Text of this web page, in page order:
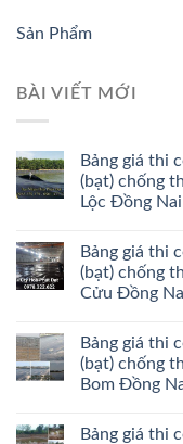
Sản Phẩm
BÀI VIẾT MỚI
Bảng giá thi
(bạt) chống
Lộc Đồng Nai
Bảng giá thi
(bạt) chống
Cửu Đồng
Bảng giá thi
(bạt) chống
Bom Đồng
Bảng giá thi